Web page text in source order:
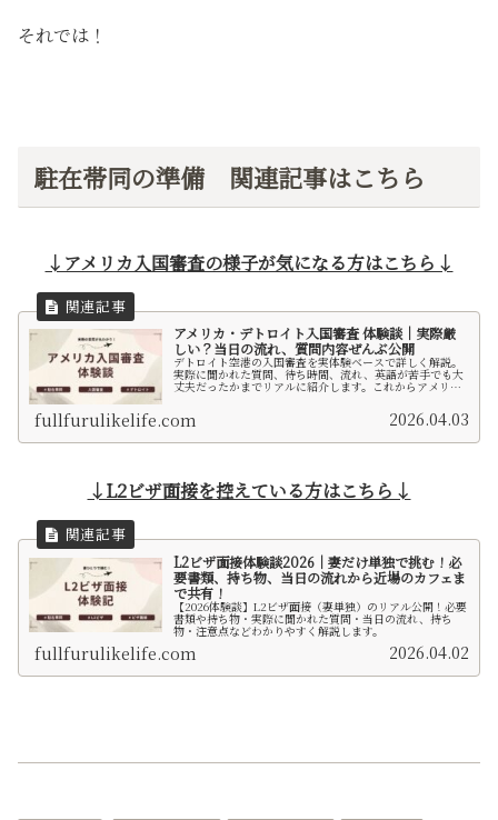
それでは！
駐在帯同の準備 関連記事はこちら
↓アメリカ入国審査の様子が気になる方はこちら↓
アメリカ・デトロイト入国審査 体験談｜実際厳
しい？当日の流れ、質問内容ぜんぶ公開
デトロイト空港の入国審査を実体験ベースで詳しく解説。
実際に聞かれた質問、待ち時間、流れ、英語が苦手でも大
丈夫だったかまでリアルに紹介します。これからアメリカ
fullfurulikelife.com 2026.04.03
↓L2ビザ面接を控えている方はこちら↓
L2ビザ面接体験談2026｜妻だけ単独で挑む！必
要書類、持ち物、当日の流れから近場のカフェま
で共有！
【2026体験談】L2ビザ面接（妻単独）のリアル公開！必要
書類や持ち物・実際に聞かれた質問・当日の流れ、持ち
物・注意点などわかりやすく解説します。
fullfurulikelife.com 2026.04.02